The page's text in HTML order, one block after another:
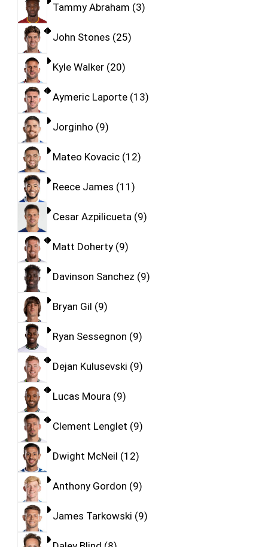
Tammy Abraham 3
John Stones 25
Kyle Walker 20
Aymeric Laporte 13
Jorginho 9
Mateo Kovacic 12
Reece James 11
Cesar Azpilicueta 9
Matt Doherty 9
Davinson Sanchez 9
Bryan Gil 9
Ryan Sessegnon 9
Dejan Kulusevski 9
Lucas Moura 9
Clement Lenglet 9
Dwight McNeil 12
Anthony Gordon 9
James Tarkowski 9